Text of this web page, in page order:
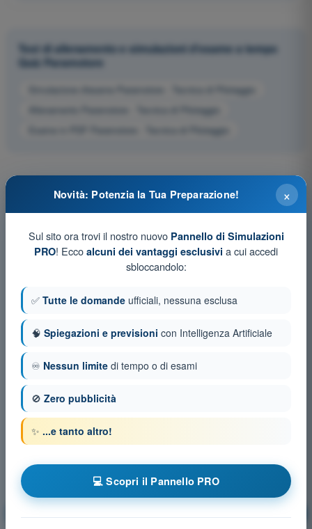
Test di allenamento e simulazioni d'esame a tempo
Quiz Paramotore
Simulazione d'esame Paramotore - Tecnica di Pilotaggio
Allenamento Paramotore - Tecnica di Pilotaggio
Esame in PDF Paramotore - Tecnica di Pilotaggio
Tecnica di Pilotaggio Allenamento!
×
Novità: Potenzia la Tua Preparazione!
Sul sito ora trovi il nostro nuovo Pannello di Simulazioni
PRO! Ecco alcuni dei vantaggi esclusivi a cui accedi
sbloccandolo:
✅ Tutte le domande ufficiali, nessuna esclusa
🧠 Spiegazioni e previsioni con Intelligenza Artificiale
♾️ Nessun limite di tempo o di esami
🚫 Zero pubblicità
✨ ...e tanto altro!
💻 Scopri il Pannello PRO